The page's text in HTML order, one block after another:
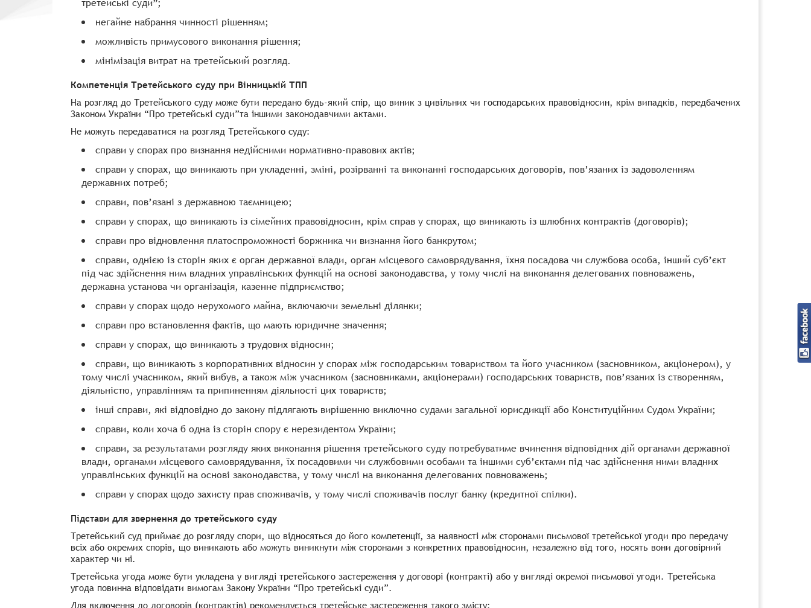
негайне набрання чинності рішенням;
можливість примусового виконання рішення;
мінімізація витрат на третейський розгляд.
Компетенція Третейського суду при Вінницькій ТПП
На розгляд до Третейського суду може бути передано будь-який спір, що виник з цивільних чи господарських правовідносин, крім випадків, передбачених
Законом України “Про третейські суди”та іншими законодавчими актами.
Не можуть передаватися на розгляд Третейського суду:
справи у спорах про визнання недійсними нормативно-правових актів;
справи у спорах, що виникають при укладенні, зміні, розірванні та виконанні господарських договорів, пов’язаних із задоволенням
державних потреб;
справи, пов’язані з державною таємницею;
справи у спорах, що виникають із сімейних правовідносин, крім справ у спорах, що виникають із шлюбних контрактів (договорів);
справи про відновлення платоспроможності боржника чи визнання його банкрутом;
справи, однією із сторін яких є орган державної влади, орган місцевого самоврядування, їхня посадова чи службова особа, інший суб’єкт
під час здійснення ним владних управлінських функцій на основі законодавства, у тому числі на виконання делегованих повноважень,
державна установа чи організація, казенне підприємство;
справи у спорах щодо нерухомого майна, включаючи земельні ділянки;
справи про встановлення фактів, що мають юридичне значення;
справи у спорах, що виникають з трудових відносин;
справи, що виникають з корпоративних відносин у спорах між господарським товариством та його учасником (засновником, акціонером), у
тому числі учасником, який вибув, а також між учасником (засновниками, акціонерами) господарських товариств, пов’язаних із створенням,
діяльністю, управлінням та припиненням діяльності цих товариств;
інші справи, які відповідно до закону підлягають вирішенню виключно судами загальної юрисдикції або Конституційним Судом України;
справи, коли хоча б одна із сторін спору є нерезидентом України;
справи, за результатами розгляду яких виконання рішення третейського суду потребуватиме вчинення відповідних дій органами державної
влади, органами місцевого самоврядування, їх посадовими чи службовими особами та іншими суб’єктами під час здійснення ними владних
управлінських функцій на основі законодавства, у тому числі на виконання делегованих повноважень;
справи у спорах щодо захисту прав споживачів, у тому числі споживачів послуг банку (кредитної спілки).
Підстави для звернення до третейського суду
Третейський суд приймає до розгляду спори, що відносяться до його компетенції, за наявності між сторонами письмової третейської угоди про передачу
всіх або окремих спорів, що виникають або можуть виникнути між сторонами з конкретних правовідносин, незалежно від того, носять вони договірний
характер чи ні.
Третейська угода може бути укладена у вигляді третейського застереження у договорі (контракті) або у вигляді окремої письмової угоди. Третейська
угода повинна відповідати вимогам Закону України “Про третейські суди”.
Для включення до договорів (контрактів) рекомендується третейське застереження такого змісту: